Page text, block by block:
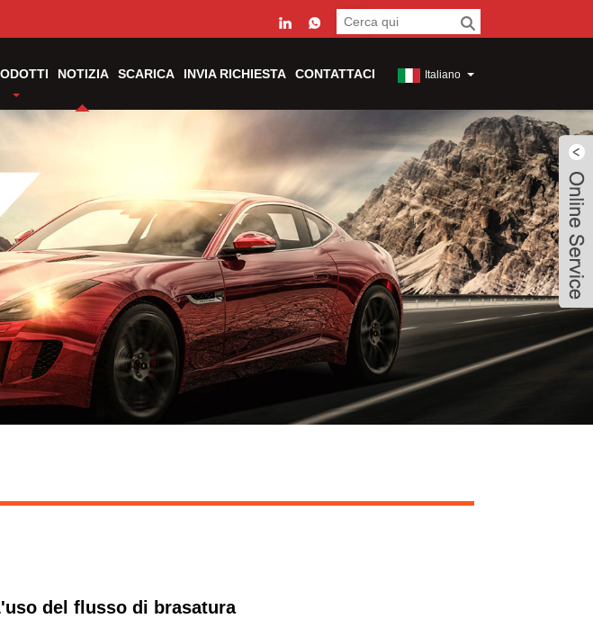
NOTIZIA SCARICA INVIA RICHIESTA CONTATTACI Italiano
del flusso di brasatura